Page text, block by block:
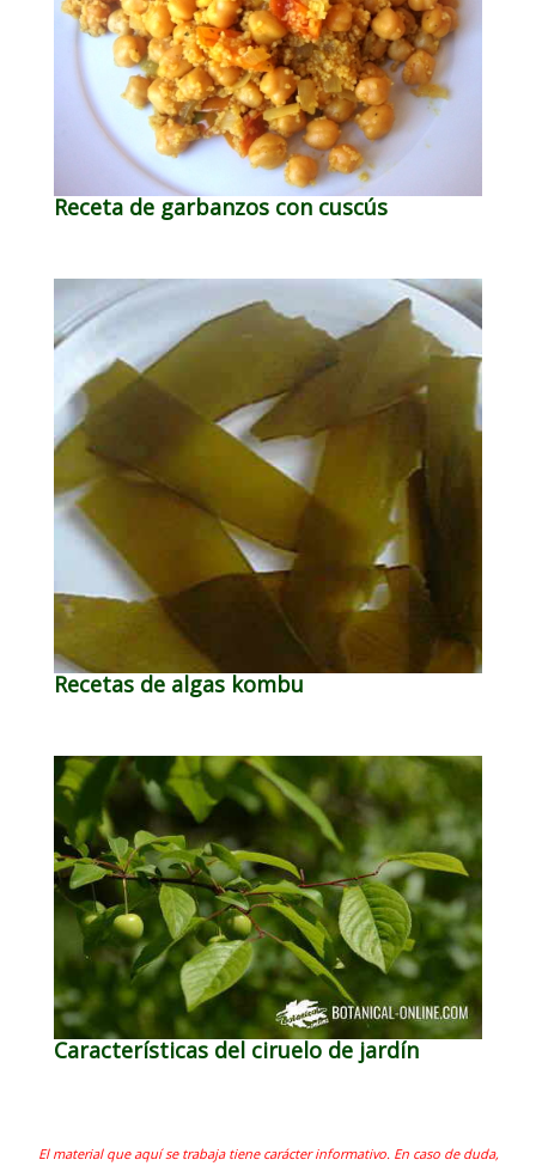
Receta de garbanzos con cuscús
Recetas de algas kombu
Características del ciruelo de jardín
El material que aquí se trabaja tiene carácter informativo. En caso de duda,